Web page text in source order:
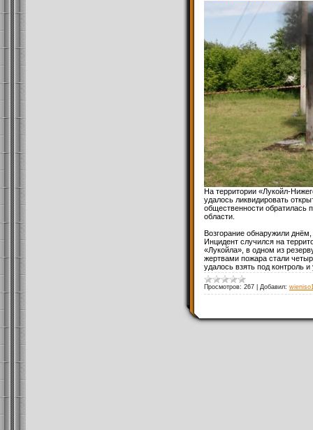
На территории «Лукойл-
удалось ликвидировать
общественности обратилась
области.
Возгорание обнаружили
Инцидент случился на
«Лукойла», в одном из
жертвами пожара стали
удалось взять под контроль
Просмотров: 267 Добавил: